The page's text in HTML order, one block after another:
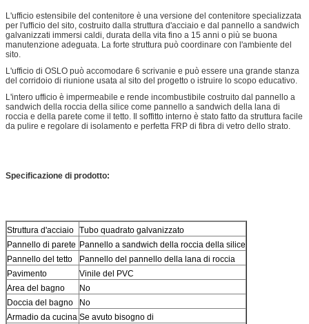
L'ufficio estensibile del contenitore è una versione del contenitore specializzata
per l'ufficio del sito, costruito dalla struttura d'acciaio e dal pannello a sandwich
galvanizzati immersi caldi, durata della vita fino a 15 anni o più se buona
manutenzione adeguata. La forte struttura può coordinare con l'ambiente del
sito.
L'ufficio di OSLO può accomodare 6 scrivanie e può essere una grande stanza
del corridoio di riunione usata al sito del progetto o istruire lo scopo educativo.
L'intero ufficio è impermeabile e rende incombustibile costruito dal pannello a
sandwich della roccia della silice come pannello a sandwich della lana di
roccia e della parete come il tetto. Il soffitto interno è stato fatto da struttura facile
da pulire e regolare di isolamento e perfetta FRP di fibra di vetro dello strato.
Specificazione di prodotto:
Struttura d'acciaio Tubo quadrato galvanizzato
Pannello di parete Pannello a sandwich della roccia della silice
Pannello del tetto
Pannello del pannello della lana di roccia
Pavimento
Vinile del PVC
Area del bagno
No
Doccia del bagno
No
Armadio da cucina Se avuto bisogno di